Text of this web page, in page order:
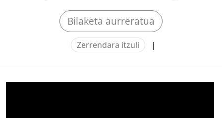
Bilaketa aurreratua
Zerrendara itzuli |